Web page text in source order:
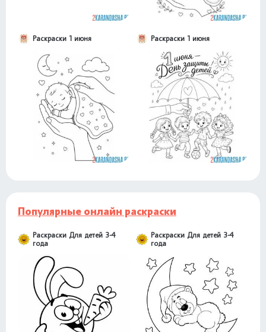
Раскраски 1 июня Раскраски 1 июня
Популярные онлайн раскраски
Раскраски Для детей 3-4
года
Раскраски Для детей 3-4
года